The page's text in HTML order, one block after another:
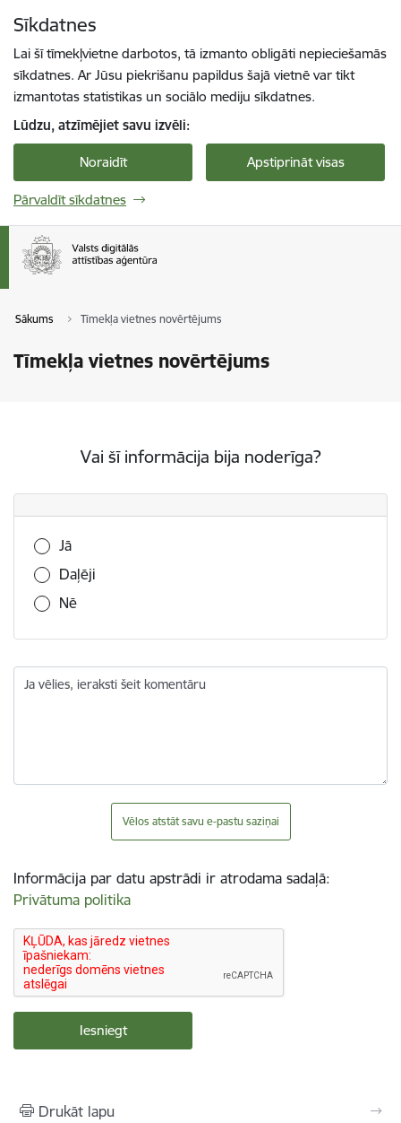
Sīkdatnes
Lai šī tīmekļvietne darbotos, tā izmanto obligāti nepieciešamās
sīkdatnes. Ar Jūsu piekrišanu papildus šajā vietnē var tikt
izmantotas statistikas un sociālo mediju sīkdatnes.
Lūdzu, atzīmējiet savu izvēli:
Noraidīt Apstiprināt visas
Pārvaldīt sīkdatnes
Sākums Tīmekļa vietnes novērtējums
Tīmekļa vietnes novērtējums
Vai šī informācija bija noderīga?
Vai šī informācija bija noderīga?
Jā
Daļēji
Nē
Ja vēlies, ieraksti šeit komentāru
Vēlos atstāt savu e-pastu saziņai
Informācija par datu apstrādi ir atrodama sadaļā:
Privātuma politika
Drukāt lapu